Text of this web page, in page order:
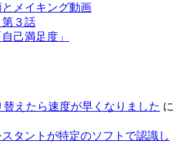
メイキング動画
３話
己満足度」
えたら速度が早くなりました に
タントが特定のソフトで認識し